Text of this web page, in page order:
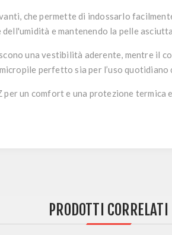
che permette di indossarlo
e mantenendo la pelle
una vestibilità aderente, mentre il
perfetto sia per l’uso quotidiano
per un comfort e una protezione termica
PRODOTTI CORRELATI